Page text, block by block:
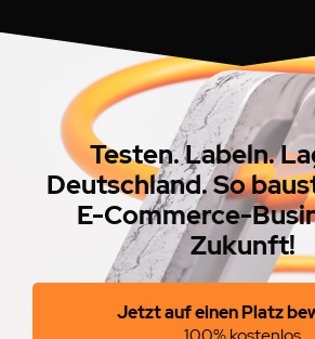
Testen. Labeln.
Deutschland. So
E-Commerce-
Zukunft!
Jetzt auf einen Platz